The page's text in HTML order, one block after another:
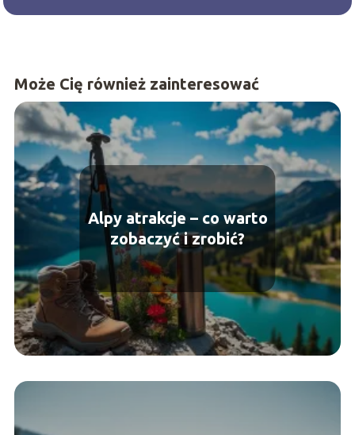
Może Cię również zainteresować
Alpy atrakcje – co warto
zobaczyć i zrobić?